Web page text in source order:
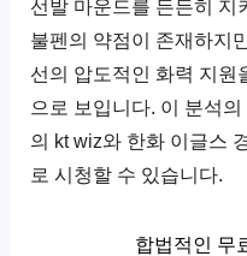
선발 마운드를 든든히 지
불펜의 약점이 존재하지
선의 압도적인 화력 지원
으로 보입니다. 이 분석의
의 kt wiz와 한화 이글스
로 시청할 수 있습니다.
합법적인 무